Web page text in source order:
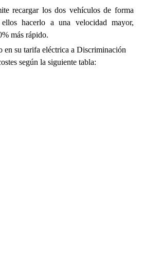
recargar los dos vehículos de forma
hacerlo a una velocidad mayor,
más rápido.
en su tarifa eléctrica a Discriminación
según la siguiente tabla: